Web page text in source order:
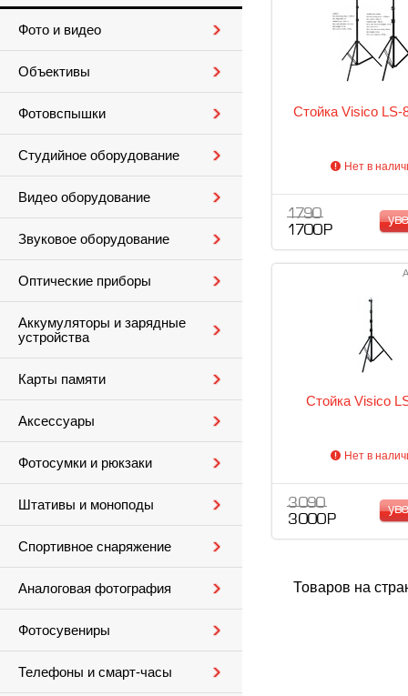
Фото и видео
Объективы
Фотовспышки
Студийное оборудование
Видео оборудование
Звуковое оборудование
Оптические приборы
Аккумуляторы и зарядные
устройства
Карты памяти
Аксессуары
Фотосумки и рюкзаки
Штативы и моноподы
Спортивное снаряжение
Аналоговая фотография
Фотосувениры
Телефоны и смарт-часы
Стойка Visico LS-
Нет в
1 790
1 700 Р
Стойка Visico
Нет в
3 090
3 000 Р
Товаров на